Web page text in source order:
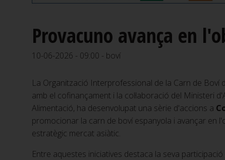
Provacuno avança en
10-06-2026 - 09:00 - boví
La Organització Interprofessional de la Carn de Boví
amb el cofinançament i la col·laboració del Ministeri
Alimentació, ha desenvolupat una sèrie d'accions a
promocionar la carn de boví espanyola i avançar en
estratègic mercat asiàtic.
Entre aquestes iniciatives destaca la seva participació